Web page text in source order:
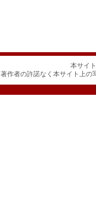
本サイ
著作者の許諾なく本サイト上の